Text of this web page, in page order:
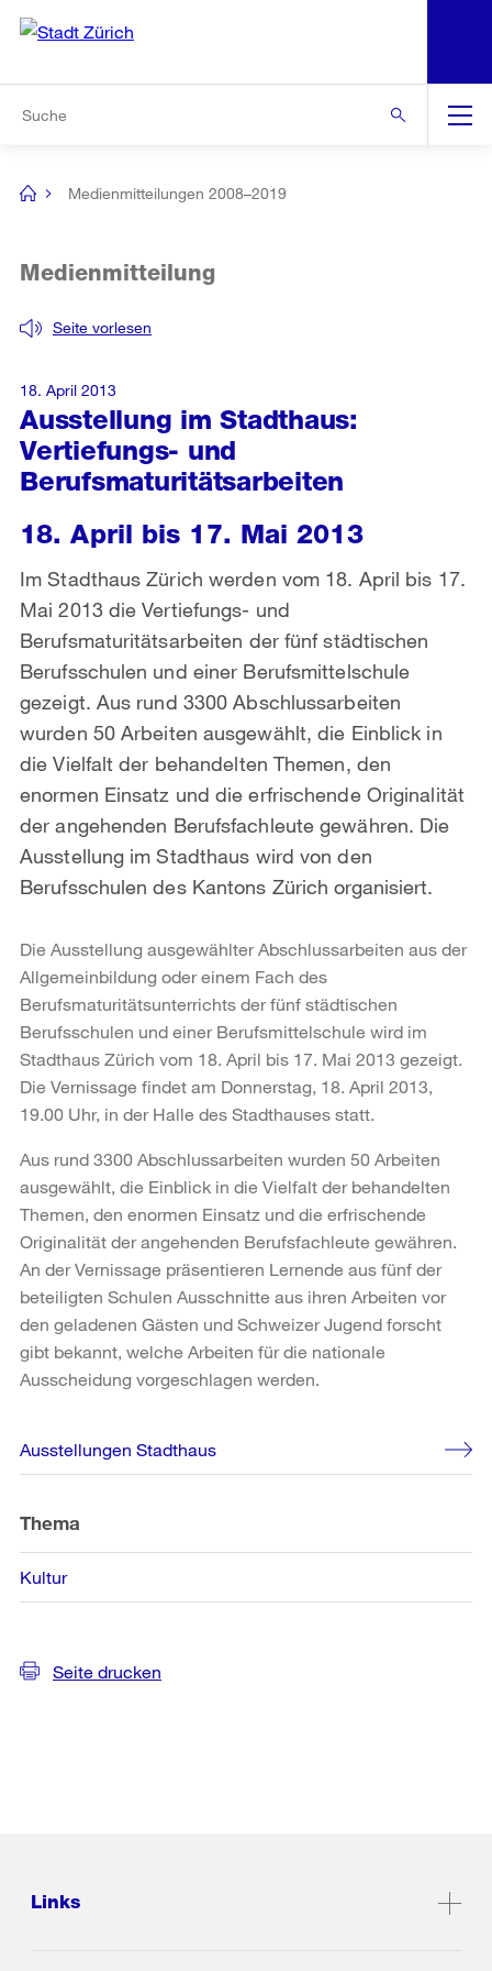
Navigation
[no
Medienmitteilungen 2008–2019
Ausstellung im Stadthaus:
Vertiefungs- und
Berufsmaturitätsarbeiten
Seite vorlesen
Medienmitteilung
18. April bis 17. Mai 2013
Im Stadthaus Zürich werden vom 18. April bis 17.
Mai 2013 die Vertiefungs- und
Berufsmaturitätsarbeiten der fünf städtischen
Berufsschulen und einer Berufsmittelschule
gezeigt. Aus rund 3300 Abschlussarbeiten
wurden 50 Arbeiten ausgewählt, die Einblick in
die Vielfalt der behandelten Themen, den
enormen Einsatz und die erfrischende Originalität
der angehenden Berufsfachleute gewähren. Die
Ausstellung im Stadthaus wird von den
Berufsschulen des Kantons Zürich organisiert.
18. April 2013
Die Ausstellung ausgewählter Abschlussarbeiten aus der
Allgemeinbildung oder einem Fach des
Berufsmaturitätsunterrichts der fünf städtischen
Berufsschulen und einer Berufsmittelschule wird im
Stadthaus Zürich vom 18. April bis 17. Mai 2013 gezeigt.
Die Vernissage findet am Donnerstag, 18. April 2013,
19.00 Uhr, in der Halle des Stadthauses statt.
Aus rund 3300 Abschlussarbeiten wurden 50 Arbeiten
ausgewählt, die Einblick in die Vielfalt der behandelten
Themen, den enormen Einsatz und die erfrischende
Originalität der angehenden Berufsfachleute gewähren.
An der Vernissage präsentieren Lernende aus fünf der
beteiligten Schulen Ausschnitte aus ihren Arbeiten vor
den geladenen Gästen und Schweizer Jugend forscht
gibt bekannt, welche Arbeiten für die nationale
Ausscheidung vorgeschlagen werden.
Weitere
Informationen
Ausstellungen Stadthaus
Thema
Kultur
Seite drucken
Links